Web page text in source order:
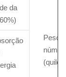
da
Peso